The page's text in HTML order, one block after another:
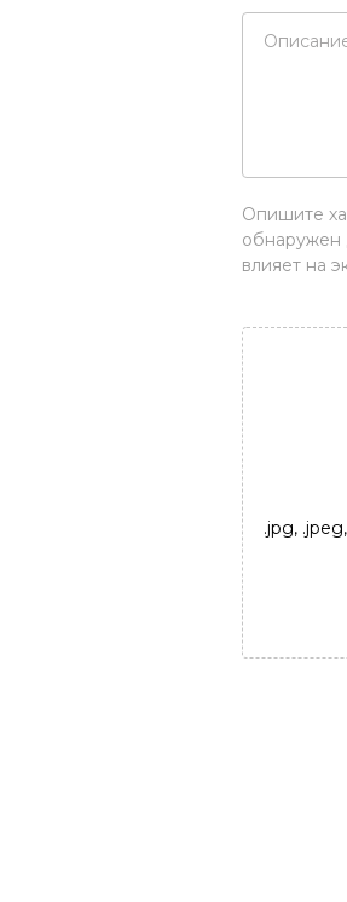
Опишите
обнаружен
влияет на
.jpg,